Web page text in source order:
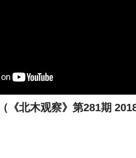
（《北木观察》第281期